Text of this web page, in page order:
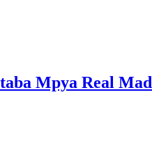
Mpya Real